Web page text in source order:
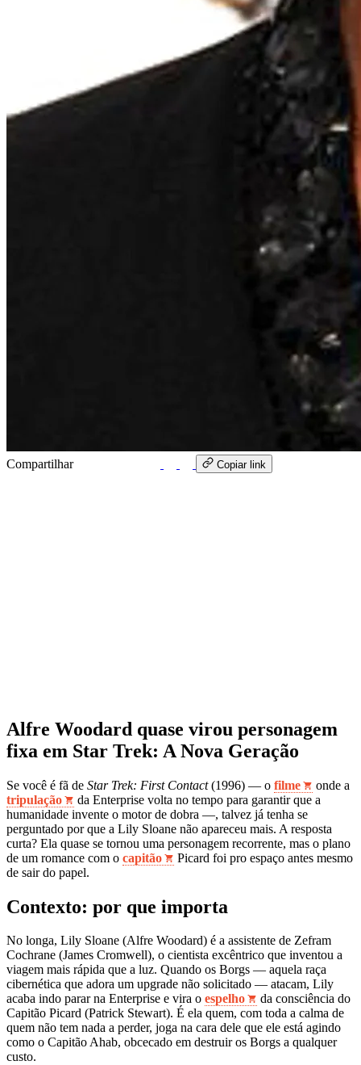
Compartilhar Copiar link
Alfre Woodard quase virou personagem
fixa em Star Trek: A Nova Geração
Se você é fã de Star Trek: First Contact(1996) — o filme
onde a
tripulação
da Enterprise volta no tempo para garantir que a
humanidade invente o motor de dobra —, talvez já tenha se
perguntado por que a Lily Sloane não apareceu mais. A resposta
curta? Ela quase se tornou uma personagem recorrente, mas o plano
de um romance com o capitão
Picard foi pro espaço antes mesmo
de sair do papel.
Contexto: por que importa
No longa, Lily Sloane (Alfre Woodard) é a assistente de Zefram
Cochrane (James Cromwell), o cientista excêntrico que inventou a
viagem mais rápida que a luz. Quando os Borgs — aquela raça
cibernética que adora um upgrade não solicitado — atacam, Lily
acaba indo parar na Enterprise e vira o espelho
da consciência do
Capitão Picard (Patrick Stewart). É ela quem, com toda a calma de
quem não tem nada a perder, joga na cara dele que ele está agindo
como o Capitão Ahab, obcecado em destruir os Borgs a qualquer
custo.